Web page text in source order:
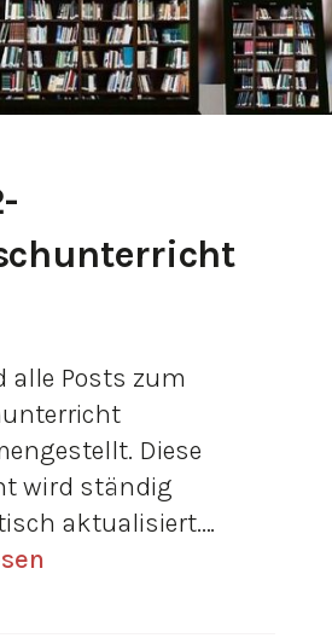
alle Posts zum
Diese
wird ständig
aktualisiert.…